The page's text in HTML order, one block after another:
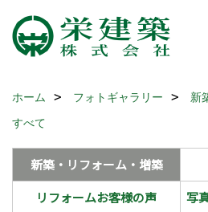
ホーム フォトギャラリー
新
すべて
新築・リフォーム・増築
リフォームお客様の声
写